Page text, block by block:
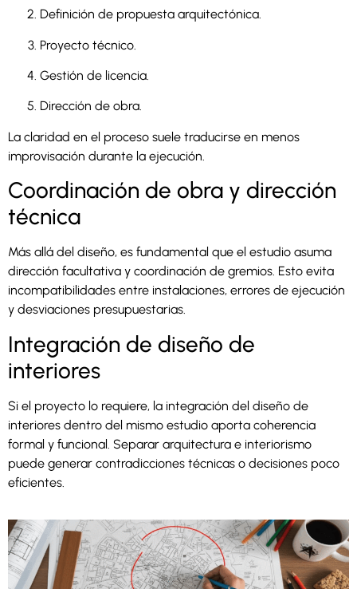
Definición de propuesta arquitectónica.
Proyecto técnico.
Gestión de licencia.
Dirección de obra.
La claridad en el proceso suele traducirse en menos
improvisación durante la ejecución.
Coordinación de obra y dirección
técnica
Más allá del diseño, es fundamental que el estudio asuma
dirección facultativa y coordinación de gremios. Esto evita
incompatibilidades entre instalaciones, errores de ejecución
y desviaciones presupuestarias.
Integración de diseño de
interiores
Si el proyecto lo requiere, la integración del diseño de
interiores dentro del mismo estudio aporta coherencia
formal y funcional. Separar arquitectura e interiorismo
puede generar contradicciones técnicas o decisiones poco
eficientes.